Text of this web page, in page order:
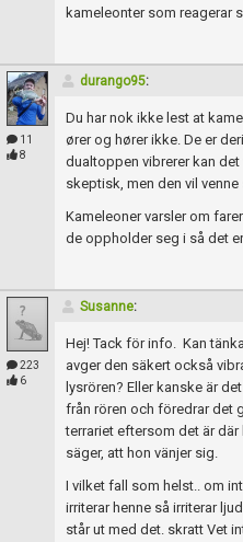
kameleonter som reagerar
11
8
durango95:
Du har nok ikke lest at
ører og hører ikke. De er
dualtoppen vibrerer kan
skeptisk, men den vil
Kameleoner varsler om
de oppholder seg i så det
223
6
Susanne:
Hej! Tack för info. Kan
avger den säkert också
lysrören? Eller kanske är
från rören och föredrar det
terrariet eftersom det är
säger, att hon vänjer sig.
I vilket fall som helst.. om
irriterar henne så irriterar
står ut med det. skratt Vet